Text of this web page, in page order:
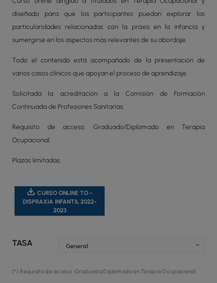
diseñado para que los participantes puedan explorar las
particularidades relacionadas con la praxis en la infancia y
sumergirse en los aspectos más relevantes de su abordaje.
Todo el contenido está acompañado de la presentación de
varios casos clínicos que apoyan el proceso de aprendizaje.
Solicitada la acreditación a la Comisión de Formación
Continuada de Profesiones Sanitarias.
Requisito de acceso: Graduado/Diplomado en Terapia
Ocupacional.
Plazas limitadas.
CURSO ONLINE TO -
DISPRAXIA INFANTIL 2022-
2023
TASA
(*) Requisito de acceso: Graduado/Diplomado en Terapia Ocupacional.